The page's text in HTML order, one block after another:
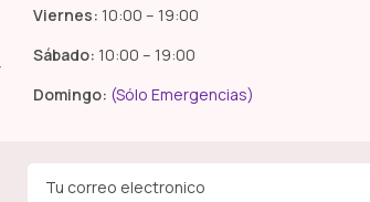
Viernes: 10:00 – 19:00
Sábado: 10:00 – 19:00
Domingo: (Sólo Emergencias)